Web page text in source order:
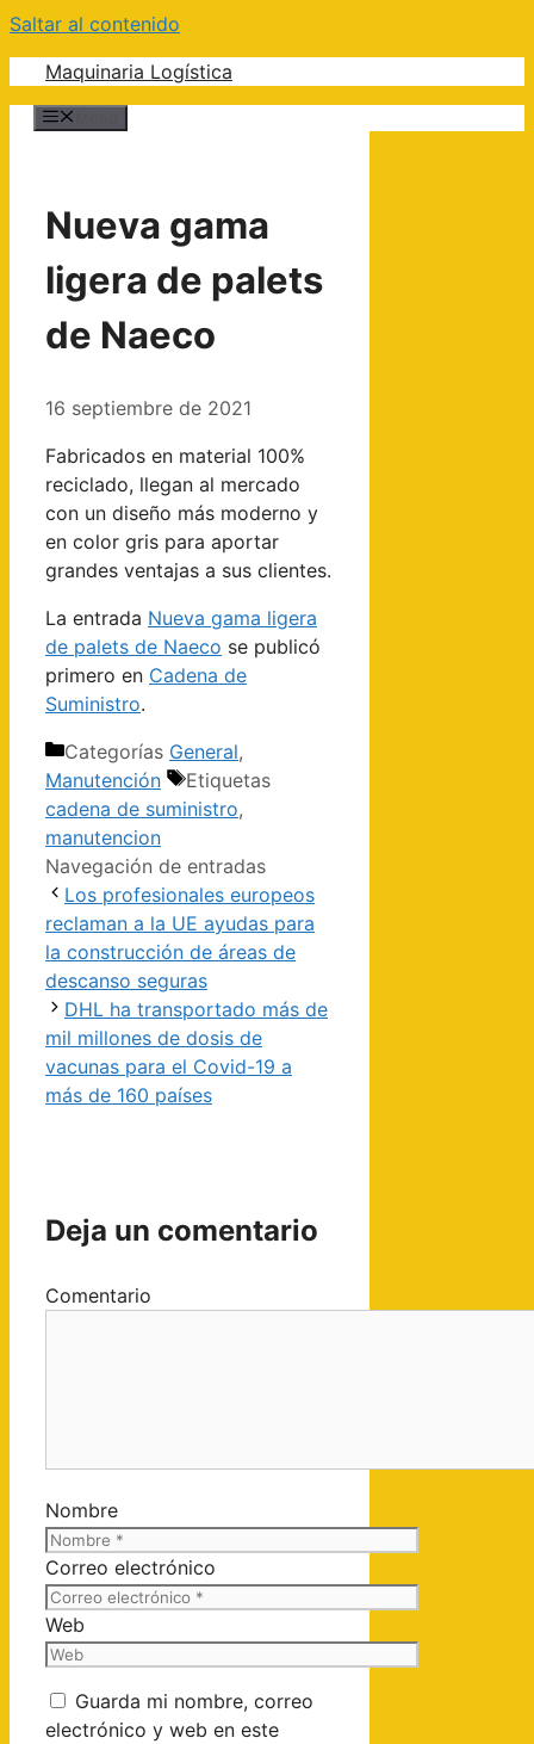
Saltar al contenido
Maquinaria Logística
Nueva gama
ligera de palets
de Naeco
16 septiembre de 2021
Fabricados en material 100%
reciclado, llegan al mercado
con un diseño más moderno y
en color gris para aportar
grandes ventajas a sus clientes.
La entrada Nueva gama ligera
de palets de Naeco se publicó
primero en Cadena de
Suministro.
Categorías General,
Manutención
Etiquetas
cadena de suministro,
manutencion
Navegación de entradas
Los profesionales europeos
reclaman a la UE ayudas para
la construcción de áreas de
descanso seguras
DHL ha transportado más de
mil millones de dosis de
vacunas para el Covid-19 a
más de 160 países
Deja un comentario
Comentario
Nombre
Correo electrónico
Web
Guarda mi nombre, correo
electrónico y web en este